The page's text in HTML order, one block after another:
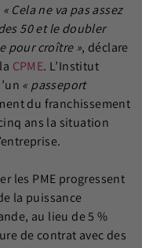
« Cela ne va pas assez
50 et le doubler
pour croître », déclare
CPME. L’Institut
« passeport
du franchissement
ans la situation
les PME progressent
la puissance
au lieu de 5 %
de contrat avec des